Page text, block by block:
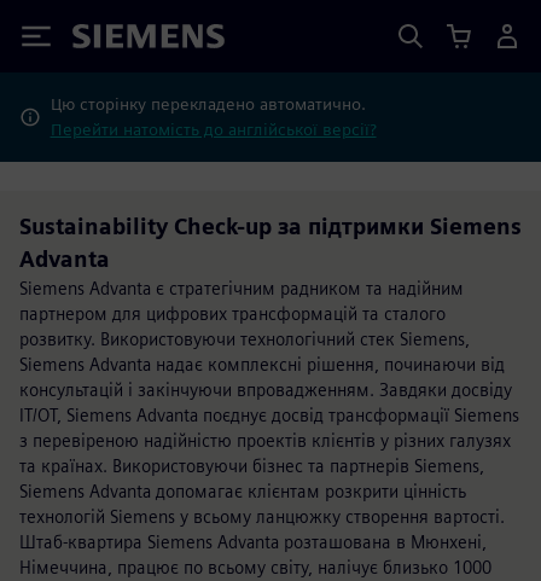
Siemens
Цю сторінку перекладено автоматично.
Перейти натомість до англійської версії?
Sustainability Check-up за підтримки Siemens
Advanta
Siemens Advanta є стратегічним радником та надійним
партнером для цифрових трансформацій та сталого
розвитку. Використовуючи технологічний стек Siemens,
Siemens Advanta надає комплексні рішення, починаючи від
консультацій і закінчуючи впровадженням. Завдяки досвіду
IT/OT, Siemens Advanta поєднує досвід трансформації Siemens
з перевіреною надійністю проектів клієнтів у різних галузях
та країнах. Використовуючи бізнес та партнерів Siemens,
Siemens Advanta допомагає клієнтам розкрити цінність
технологій Siemens у всьому ланцюжку створення вартості.
Штаб-квартира Siemens Advanta розташована в Мюнхені,
Німеччина, працює по всьому світу, налічує близько 1000